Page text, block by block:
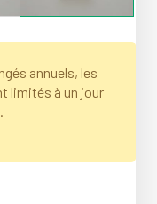
annuels, les
limités à un jour